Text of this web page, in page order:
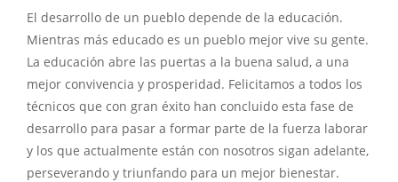
El desarrollo de un pueblo depende de la educación.
Mientras más educado es un pueblo mejor vive su gente.
La educación abre las puertas a la buena salud, a una
mejor convivencia y prosperidad. Felicitamos a todos los
técnicos que con gran éxito han concluido esta fase de
desarrollo para pasar a formar parte de la fuerza laborar
y los que actualmente están con nosotros sigan adelante,
perseverando y triunfando para un mejor bienestar.